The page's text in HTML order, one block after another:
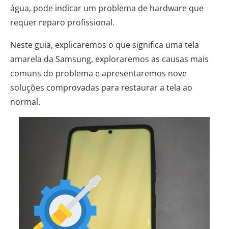
água, pode indicar um problema de hardware que
requer reparo profissional.
Neste guia, explicaremos o que significa uma tela
amarela da Samsung, exploraremos as causas mais
comuns do problema e apresentaremos nove
soluções comprovadas para restaurar a tela ao
normal.